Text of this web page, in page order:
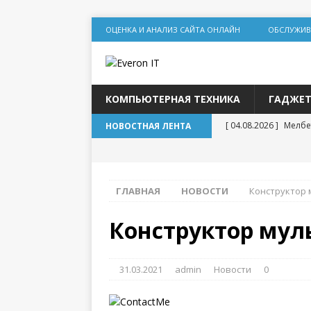
ОЦЕНКА И АНАЛИЗ САЙТА ОНЛАЙН
КОМПЬЮТЕРНАЯ ТЕХНИКА
НОВОСТНАЯ ЛЕНТА [ 04.08.2026 ]
дилеммы
[ 30.07.2026 ] База
для статейного
ГЛАВНАЯ НОВОСТИ Конструктор
Конструктор
31.03.2021 admin Новости 0